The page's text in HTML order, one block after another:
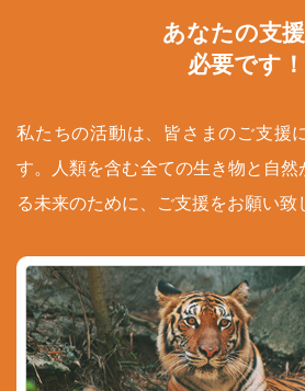
あなたの支
必要です！
私たちの活動は、皆さまのご支援
す。人類を含む全ての生き物と自
る未来のために、ご支援をお願い致